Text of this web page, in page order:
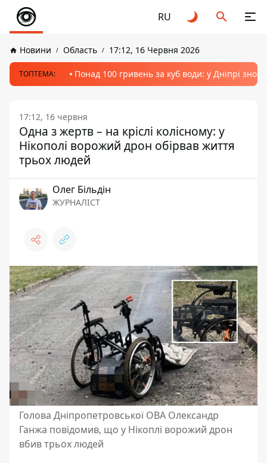
RU
Новини Область 17:12, 16 Червня 2026
ТОПТЕМА: Понад 100 гривень за куб води: у Дніпрі
17:12, 16 червня
Одна з жертв – на кріслі колісному: у
Нікополі ворожий дрон обірвав життя
трьох людей
Олег Більдін
ЖУРНАЛІСТ
Голова Дніпропетровської ОВА Олександр
Ганжа повідомив, що у Нікоплі ворожий дрон
вбив трьох людей